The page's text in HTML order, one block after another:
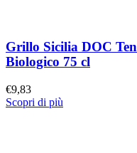
Grillo Sicilia DOC
Biologico 75 cl
€9,83
Scopri di più